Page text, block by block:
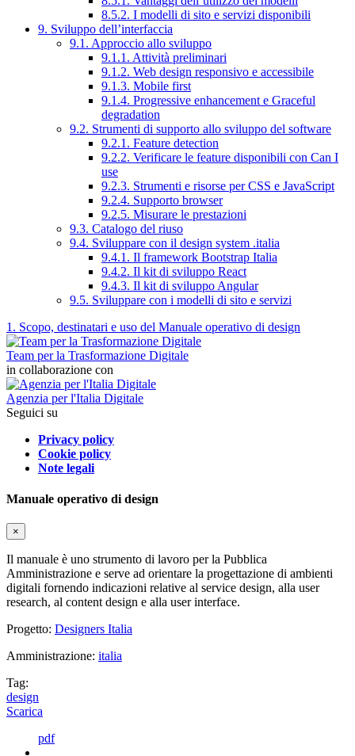
8.5.2. I modelli di sito e servizi disponibili
9. Sviluppo dell’interfaccia
9.1. Approccio allo sviluppo
9.1.1. Attività preliminari
9.1.2. Web design responsivo e accessibile
9.1.3. Mobile first
9.1.4. Progressive enhancement e Graceful
degradation
9.2. Strumenti di supporto allo sviluppo del software
9.2.1. Feature detection
9.2.2. Verificare le feature disponibili con Can I
use
9.2.3. Strumenti e risorse per CSS e JavaScript
9.2.4. Supporto browser
9.2.5. Misurare le prestazioni
9.3. Catalogo del riuso
9.4. Sviluppare con il design system .italia
9.4.1. Il framework Bootstrap Italia
9.4.2. Il kit di sviluppo React
9.4.3. Il kit di sviluppo Angular
9.5. Sviluppare con i modelli di sito e servizi
1. Scopo, destinatari e uso del Manuale operativo di design
Team per la Trasformazione Digitale
in collaborazione con
Agenzia per l'Italia Digitale
Seguici su
Privacy policy
Cookie policy
Note legali
Manuale operativo di design
×
Il manuale è uno strumento di lavoro per la Pubblica
Amministrazione e serve ad orientare la progettazione di ambienti
digitali fornendo indicazioni relative al service design, alla user
research, al content design e alla user interface.
Progetto: Designers Italia
Amministrazione: italia
Tag:
design
Scarica
pdf